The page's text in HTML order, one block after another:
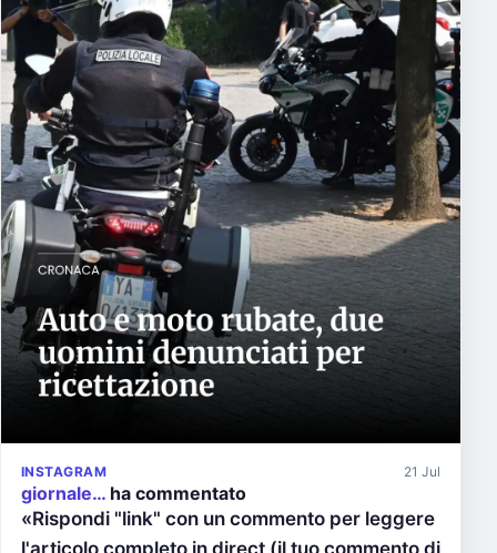
INSTAGRAM 21 Jul
giornale… ha commentato
«Rispondi "link" con un commento per leggere
l'articolo completo in direct (il tuo commento di